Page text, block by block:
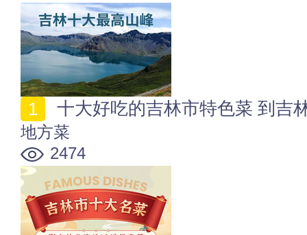
十大好吃的吉林市特色菜 到吉
地方菜
2474